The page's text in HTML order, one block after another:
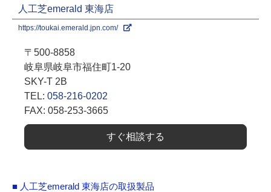
人工芝emerald 東海店
https://toukai.emerald.jpn.com/
〒500-8858
岐阜県岐阜市福住町1-20
SKY-T 2B
TEL: 058-216-0202
FAX: 058-253-3665
すぐ相談する
■ 人工芝emerald 東海店の取扱製品